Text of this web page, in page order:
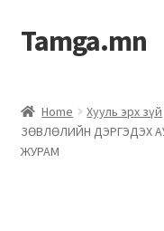
Tamga.mn
ХАБЭА-н багц
Home Хууль эрх зүй
ЗӨВЛӨЛИЙН ДЭРГЭДЭХ
ЖУРАМ